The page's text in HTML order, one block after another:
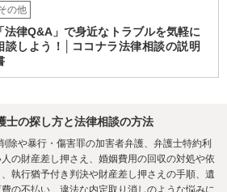
の他
「法律Q&A」で身近なトラブルを気軽に
談しよう！│ココナラ法律相談の説明
士の探し方と法律相談の方法
除や暴行・傷害罪の加害者弁護、弁護士特約利
の財産差し押さえ、婚姻費用の回収の対処や依
執行猶予付き判決や財産差し押さえの手順、遺
の不払い、違法な内定取り消しのような悩みに